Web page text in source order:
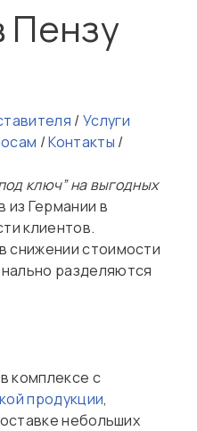
Пензу
/ Услуги
/Контакты /
ключ” на выгодных
Германии в
клиентов.
снижении стоимости
разделяются
комплексе с
продукции,
небольших